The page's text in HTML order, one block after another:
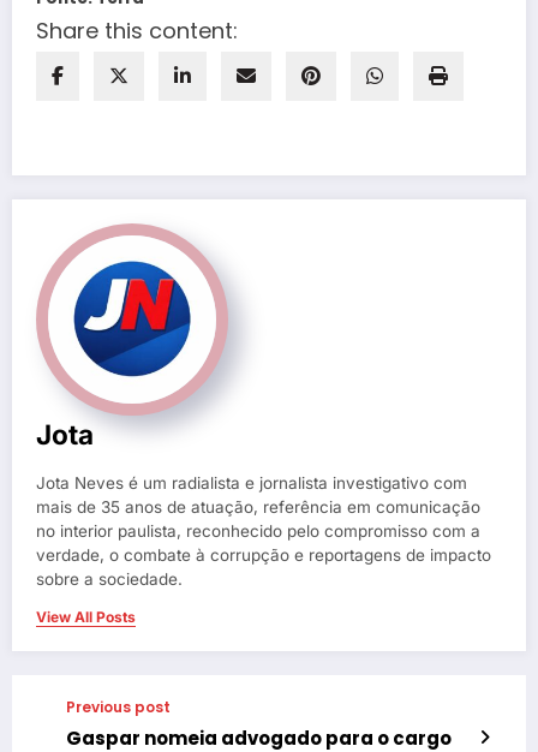
Share this content:
Jota
Jota Neves é um radialista e jornalista investigativo com
mais de 35 anos de atuação, referência em comunicação
no interior paulista, reconhecido pelo compromisso com a
verdade, o combate à corrupção e reportagens de impacto
sobre a sociedade.
View All Posts
Previous post
Gaspar nomeia advogado para o cargo